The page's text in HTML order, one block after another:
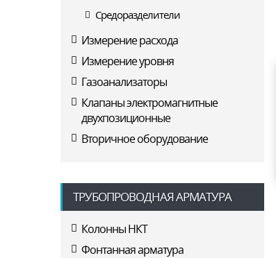
Средоразделители
Измерение расхода
Измерение уровня
Газоанализаторы
Клапаны электромагнитные
двухпозиционные
Вторичное оборудование
ТРУБОПРОВОДНАЯ АРМАТУРА
Колонны НКТ
Фонтанная арматура